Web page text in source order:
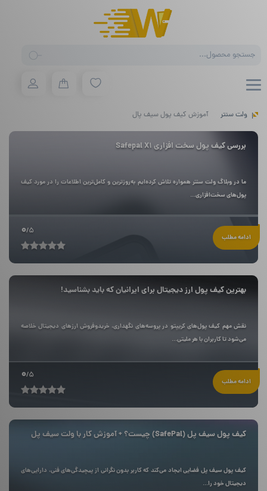
search
ولت سنتر آموزش کیف پول سیف پال
بررسی کیف پول سخت افزاری Safepal X1
ما در وبلاگ ولت سنتر همواره تلاش کرده‌ایم به‌روزترین و کامل‌ترین اطلاعات را در مورد کیف
پول‌های سخت‌افزاری...
ادامه مطلب 0/5
بهترین کیف پول ارز دیجیتال برای ایرانیان که باید بشناسید!
نقش مهم کیف پول‌های کریپتو در پروسه‌های نگهداری، خریدوفروش ارزهای دیجیتال خلاصه
می‌شود تا کاربران با هر ملیتی...
ادامه مطلب 0/5
کیف پول سیف پل (SafePal) چیست؟ + آموزش کار با ولت سیف پل
کیف پول سیف پل فضایی ایجاد می‌کند که کاربر بدون نگرانی از پیچیدگی‌های فنی، دارایی‌های
دیجیتال خود را...